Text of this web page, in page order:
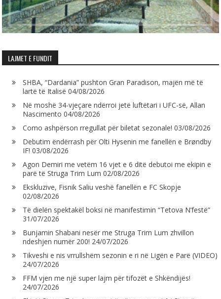
LAJMET E FUNDIT
SHBA, “Dardania” pushton Gran Paradison, majën më të
lartë të Italisë 04/08/2026
Në moshë 34-vjeçare ndërroi jetë luftëtari i UFC-së, Allan
Nascimento 04/08/2026
Como ashpërson rregullat për biletat sezonale! 03/08/2026
Debutim ëndërrash për Olti Hysenin me fanellën e Brøndby
IF! 03/08/2026
Agon Demiri me vetëm 16 vjet e 6 ditë debutoi me ekipin e
parë të Struga Trim Lum 02/08/2026
Ekskluzive, Fisnik Saliu veshë fanellën e FC Skopje
02/08/2026
Të dielën spektakël boksi në manifestimin “Tetova N’festë”
31/07/2026
Bunjamin Shabani nesër me Struga Trim Lum zhvillon
ndeshjen numër 200! 24/07/2026
Tikveshi e nis vrrullshëm sezonin e ri në Ligën e Parë (VIDEO)
24/07/2026
FFM vjen me një super lajm për tifozët e Shkëndijës!
24/07/2026